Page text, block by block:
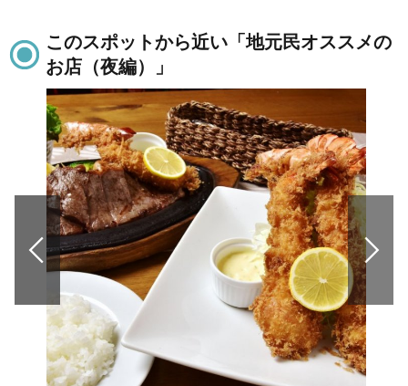
このスポットから近い「地元民オススメの
お店（夜編）」